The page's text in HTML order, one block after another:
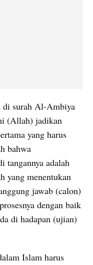
di surah Al-Ambiya
(Allah) jadikan
yang harus
bahwa
tangannya adalah
yang menentukan
jawab (calon)
dengan baik
di hadapan (ujian)
Islam harus